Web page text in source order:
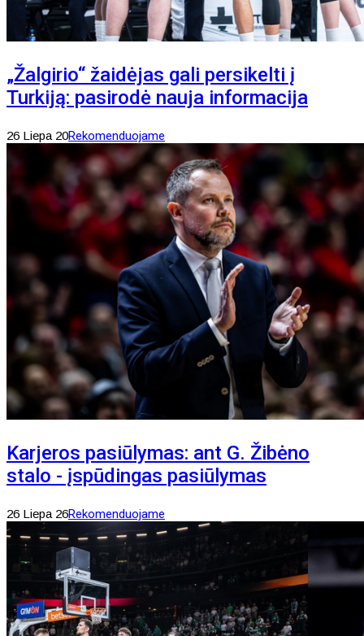
„Žalgirio“ žaidėjas gali persikelti į
Turkiją: pasirodė nauja informacija
26 Liepa 20Rekomenduojame
Karjeros pasiūlymas: ant G. Žibėno
stalo - įspūdingas pasiūlymas
26 Liepa 26Rekomenduojame